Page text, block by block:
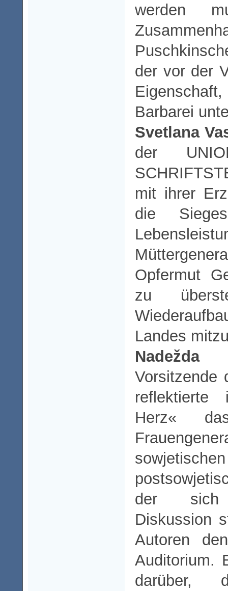
werden
der vor der
Barbarei
Svetlana
der
mit ihrer
die
Opfermut
zu
Landes
Vorsitzende
reflektierte
Herz«
der sich
Diskussion
Autoren
Auditorium.
darüber,